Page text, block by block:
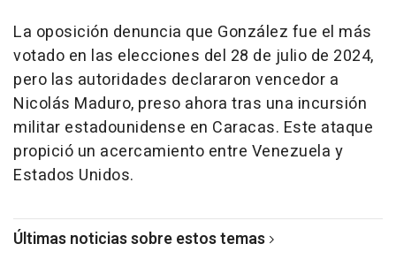
La oposición denuncia que González fue el más
votado en las elecciones del 28 de julio de 2024,
pero las autoridades declararon vencedor a
Nicolás Maduro, preso ahora tras una incursión
militar estadounidense en Caracas. Este ataque
propició un acercamiento entre Venezuela y
Estados Unidos.
Últimas noticias sobre estos temas